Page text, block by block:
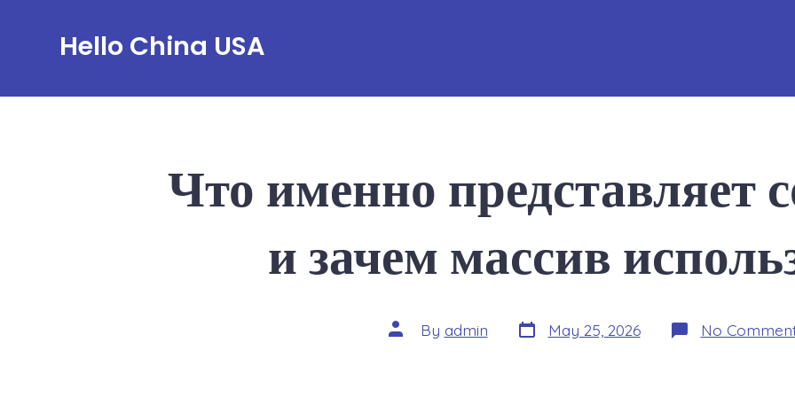
Hello China USA
Что именно представляет
и зачем массив
Post
author
By admin Post
date
May 25, 2026 No